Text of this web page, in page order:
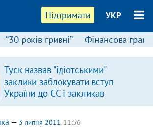
Підтримати УКР
“30 років гривні” Фінансова
Туск назвав "ідіотськими"
заклики заблокувати вступ
України до ЄС і закликав
припинити антиукраїнську
риторику
— 3 липня 2011, 11:56